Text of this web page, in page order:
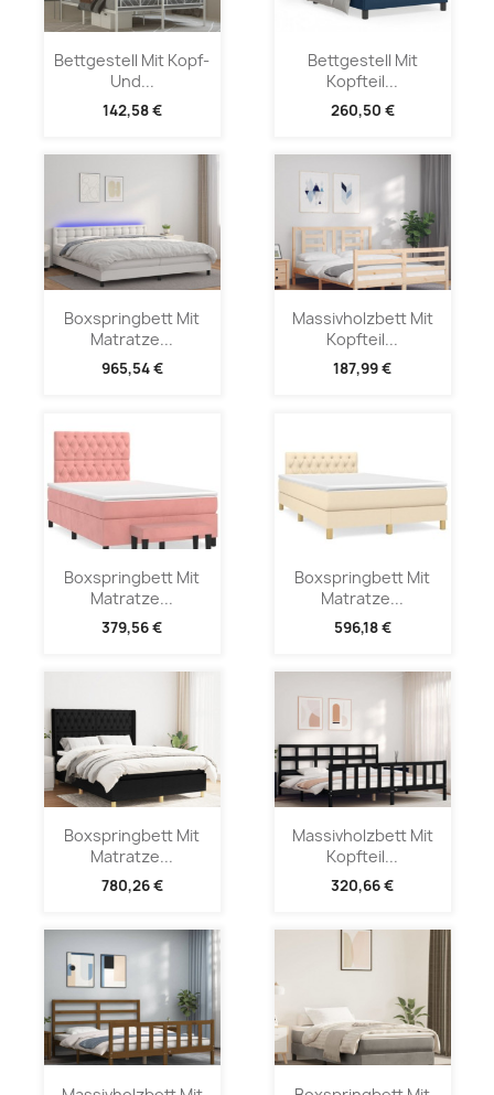
Bettgestell Mit Kopf-
Und...
142,58 €
Bettgestell Mit
Kopfteil...
260,50 €
Boxspringbett Mit
Matratze...
965,54 €
Massivholzbett Mit
Kopfteil...
187,99 €
Boxspringbett Mit
Matratze...
379,56 €
Boxspringbett Mit
Matratze...
596,18 €
Boxspringbett Mit
Matratze...
780,26 €
Massivholzbett Mit
Kopfteil...
320,66 €